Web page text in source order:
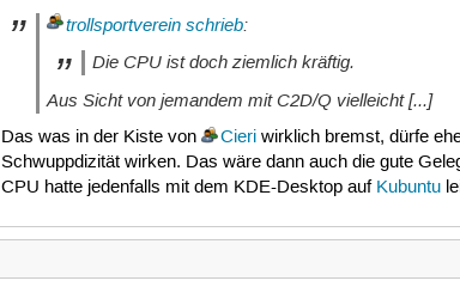
trollsportverein schrieb:
Die CPU ist doch ziemlich kräftig.
Aus Sicht von jemandem mit C2D/Q vielleicht [...]
Das was in der Kiste von Cieriwirklich bremst, dürfe
Schwuppdizität wirken. Das wäre dann auch die gute
CPU hatte jedenfalls mit dem KDE-Desktop auf Kubuntu